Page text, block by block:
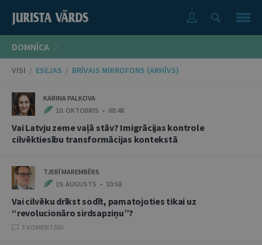
DOMNĪCA
VISI / ESEJAS / BRĪVAIS MIKROFONS (ARHĪVS)
KARINA PALKOVA
10. OKTOBRIS • 08:48
Vai Latvju zeme vaļā stāv? Imigrācijas kontrole
cilvēktiesību transformācijas kontekstā
TJERĪ MAREMBĒRS
19. AUGUSTS • 10:58
Vai cilvēku drīkst sodīt, pamatojoties tikai uz
“revolucionāro sirdsapziņu”?
5 KOMENTĀRI